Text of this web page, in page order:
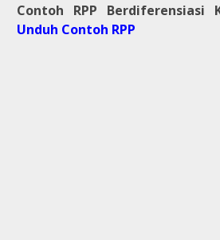
Contoh RPP Berdiferensiasi
Unduh Contoh RPP